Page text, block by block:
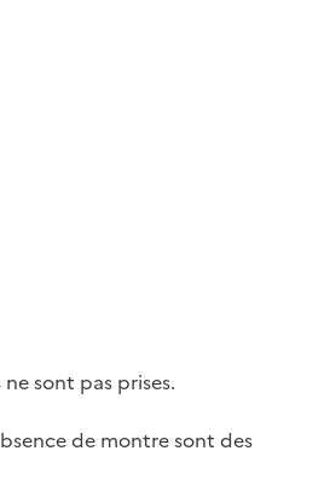
sont pas prises.
de montre sont des